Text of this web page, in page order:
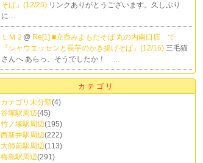
そば』(12/25) リンクありがとうございます。久しぶり
に…
ＬＭ２ @ Re[1]:■立呑みよもだそば 丸の内南口店 で
『シャウエッセンと長芋のかき揚げそば』(12/16) 三毛猫
さんへ あらっ、そうでしたか！ …
カテゴリ
カテゴリ未分類(4)
谷塚駅周辺(45)
竹ノ塚駅周辺(195)
西新井駅周辺(222)
大師前駅周辺(113)
梅島駅周辺(291)